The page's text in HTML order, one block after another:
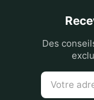
Des